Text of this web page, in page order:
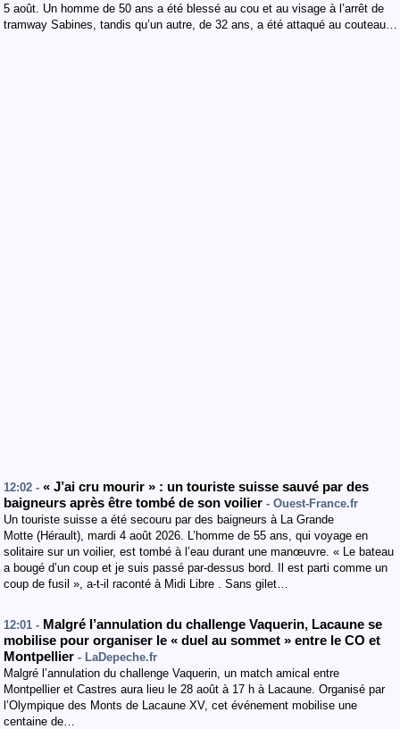
5 août. Un homme de 50 ans a été blessé au cou et au visage à l’arrêt de
tramway Sabines, tandis qu’un autre, de 32 ans, a été attaqué au couteau…
12:02 - « J’ai cru mourir » : un touriste suisse sauvé par des
baigneurs après être tombé de son voilier - Ouest-France.fr
Un touriste suisse a été secouru par des baigneurs à La Grande
Motte (Hérault), mardi 4 août 2026. L’homme de 55 ans, qui voyage en
solitaire sur un voilier, est tombé à l’eau durant une manœuvre. « Le bateau
a bougé d’un coup et je suis passé par-dessus bord. Il est parti comme un
coup de fusil », a-t-il raconté à Midi Libre . Sans gilet…
12:01 - Malgré l’annulation du challenge Vaquerin, Lacaune se
mobilise pour organiser le « duel au sommet » entre le CO et
Montpellier - LaDepeche.fr
Malgré l’annulation du challenge Vaquerin, un match amical entre
Montpellier et Castres aura lieu le 28 août à 17 h à Lacaune. Organisé par
l’Olympique des Monts de Lacaune XV, cet événement mobilise une
centaine de…